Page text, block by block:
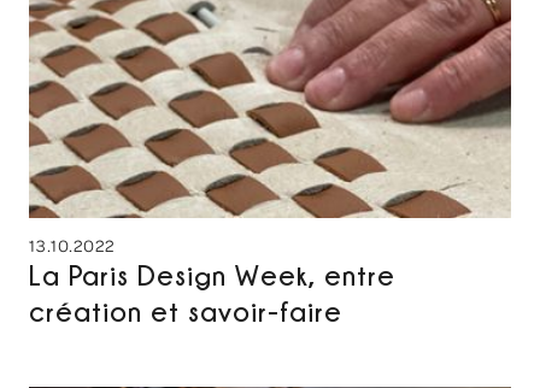
13.10.2022
La Paris Design Week, entre
création et savoir-faire